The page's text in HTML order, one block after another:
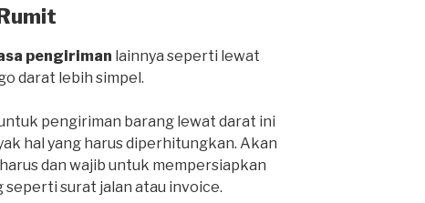
pengiriman lainnya seperti lewat
darat lebih simpel.
pengiriman barang lewat darat ini
hal yang harus diperhitungkan. Akan
dan wajib untuk mempersiapkan
surat jalan atau invoice.